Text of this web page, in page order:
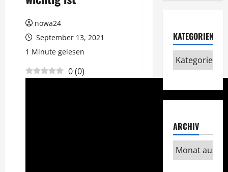
nowa24
September 13, 2021
1 Minute gelesen
0(0)
KATEGORIEN
ARCHIV